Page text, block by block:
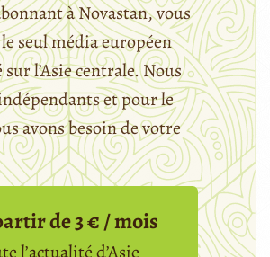
à Novastan, vous
seul média européen
l’Asie centrale. Nous
et pour le
avons besoin de votre
de 3 € / mois
l’actualité d’Asie